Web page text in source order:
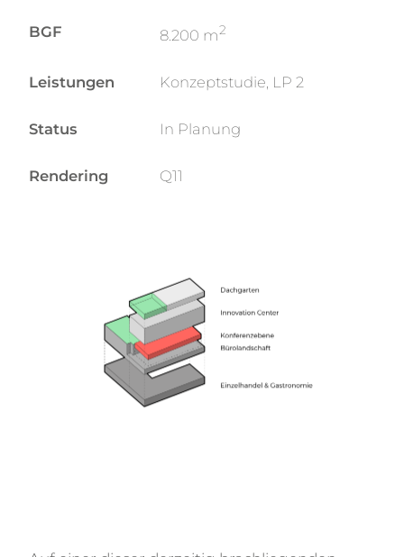
BGF 8.200 m2
Leistungen Konzeptstudie, LP 2
Status In Planung
Rendering Q11